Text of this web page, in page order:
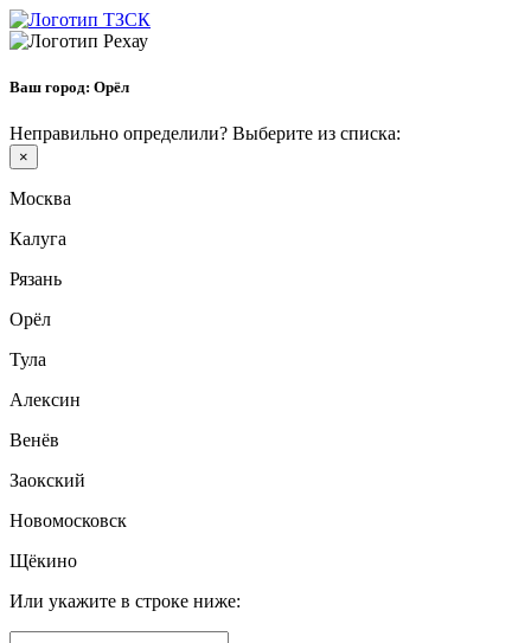
Ваш город: Орёл
Неправильно определили? Выберите из списка:
×
Москва
Калуга
Рязань
Орёл
Тула
Алексин
Венёв
Заокский
Новомосковск
Щёкино
Или укажите в строке ниже: